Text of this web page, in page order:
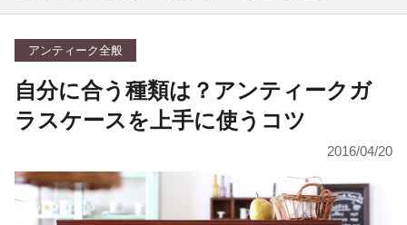
アンティーク全般
自分に合う種類は？アンティークガ
ラスケースを上手に使うコツ
2016/04/20